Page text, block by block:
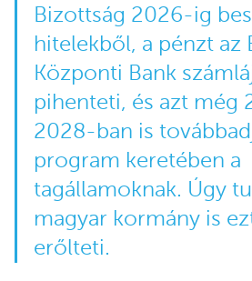
Bizottság 2026-ig
hitelekből, a pénzt az
Központi Bank
pihenteti, és azt még
2028-ban is
program keretében a
tagállamoknak. Úgy
magyar kormány is
erőlteti.